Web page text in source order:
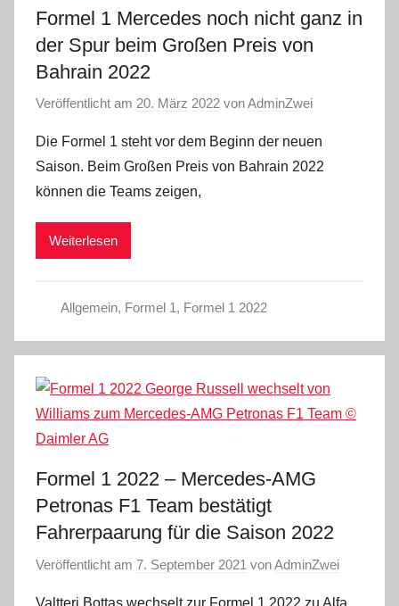
Formel 1 Mercedes noch nicht ganz in
der Spur beim Großen Preis von
Bahrain 2022
Veröffentlicht am 20. März 2022 vonAdminZwei
Die Formel 1 steht vor dem Beginn der neuen
Saison. Beim Großen Preis von Bahrain 2022
können die Teams zeigen,
Weiterlesen
Allgemein, Formel 1, Formel 1 2022
Formel 1 2022 – Mercedes-AMG
Petronas F1 Team bestätigt
Fahrerpaarung für die Saison 2022
Veröffentlicht am 7. September 2021 vonAdminZwei
Valtteri Bottas wechselt zur Formel 1 2022 zu Alfa